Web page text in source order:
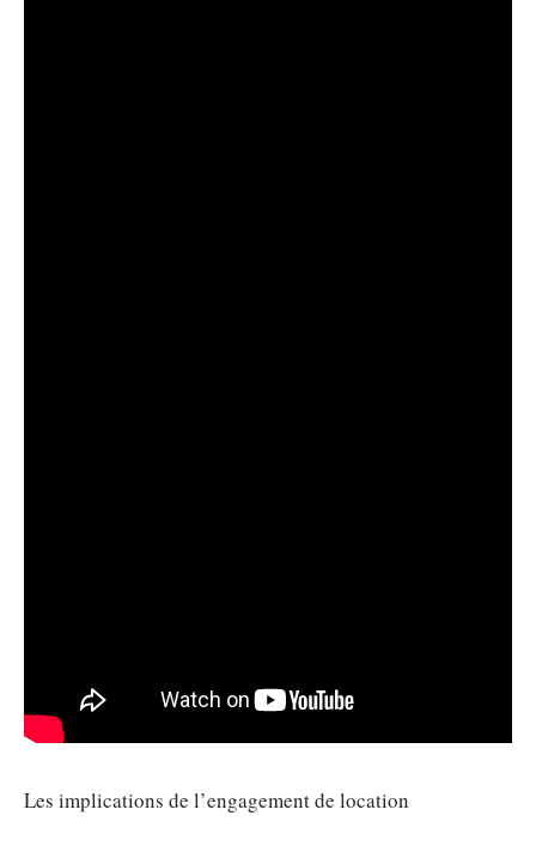
Les implications de l’engagement de location